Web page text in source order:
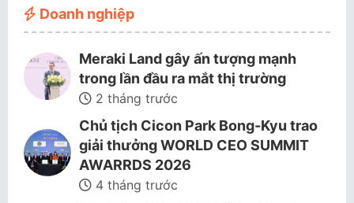
Doanh nghiệp
Meraki Land gây ấn tượng mạnh
trong lần đầu ra mắt thị trường
2 tháng trước
Chủ tịch Cicon Park Bong-Kyu trao
giải thưởng WORLD CEO SUMMIT
AWARRDS 2026
4 tháng trước